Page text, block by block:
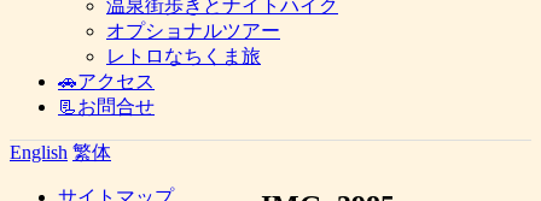
温泉街歩きとナイトハイク
オプショナルツアー
レトロなちくま旅
🚗アクセス
📃お問合せ
English 繁体
サイトマップ